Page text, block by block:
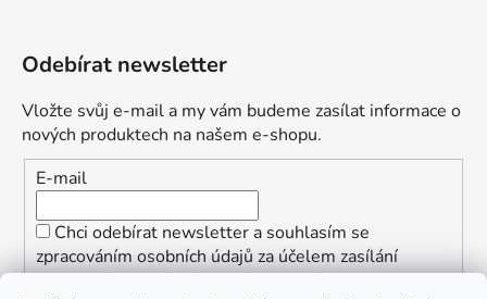
Odebírat newsletter
Vložte svůj e-mail a my vám budeme zasílat informace o
nových produktech na našem e-shopu.
E-mail
Chci odebírat newsletter a souhlasím se
zpracováním osobních údajů za účelem zasílání
informací o speciálních akcích a slevách.